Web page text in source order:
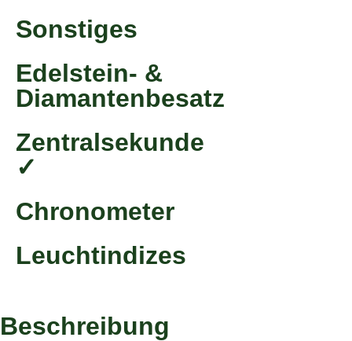
Sonstiges
Edelstein- &
Diamantenbesatz
Zentralsekunde
✓
Chronometer
Leuchtindizes
Beschreibung